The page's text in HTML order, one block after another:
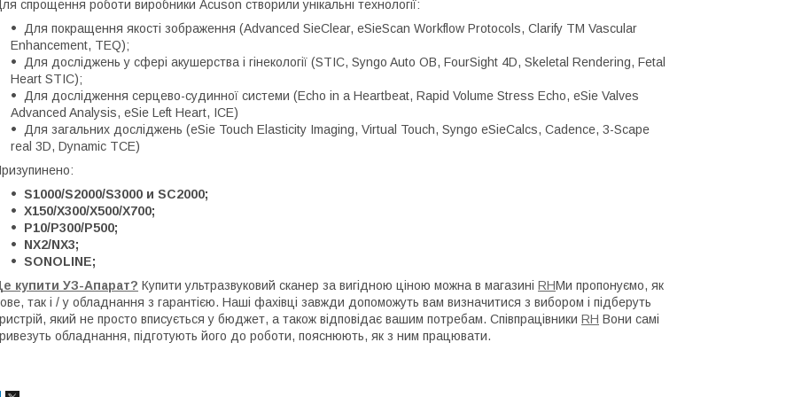
спрощення роботи виробники Acuson створили унікальні технології:
Для покращення якості зображення (Advanced SieClear, eSieScan Workflow Protocols, Clarify TM Vascular
Enhancement, TEQ);
Для досліджень у сфері акушерства і гінекології (STIC, Syngo Auto OB, FourSight 4D, Skeletal Rendering, Fetal
Heart STIC);
Для дослідження серцево-судинної системи (Echo in a Heartbeat, Rapid Volume Stress Echo, eSie Valves
Advanced Analysis, eSie Left Heart, ICE)
Для загальних досліджень (eSie Touch Elasticity Imaging, Virtual Touch, Syngo eSieCalcs, Cadence, 3-Scape
real 3D, Dynamic TCE)
S1000/S2000/S3000 и SC2000;
X150/X300/X500/X700;
P10/P300/P500;
NX2/NX3;
SONOLINE;
купити УЗ-Апарат? Купити ультразвуковий сканер за вигідною ціною можна в магазині RHМи пропонуємо, як
так і / у обладнання з гарантією. Наші фахівці завжди допоможуть вам визначитися з вибором і підберуть
який не просто вписується у бюджет, а також відповідає вашим потребам. Співпрацівники RH Вони самі
обладнання, підготують його до роботи, пояснюють, як з ним працювати.